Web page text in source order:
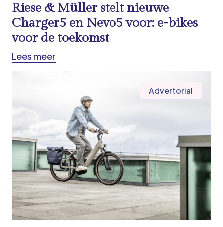
Riese & Müller stelt nieuwe
Charger5 en Nevo5 voor: e-bikes
voor de toekomst
Lees meer
Advertorial